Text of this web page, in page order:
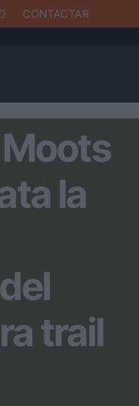
CONTACTAR
la
trail